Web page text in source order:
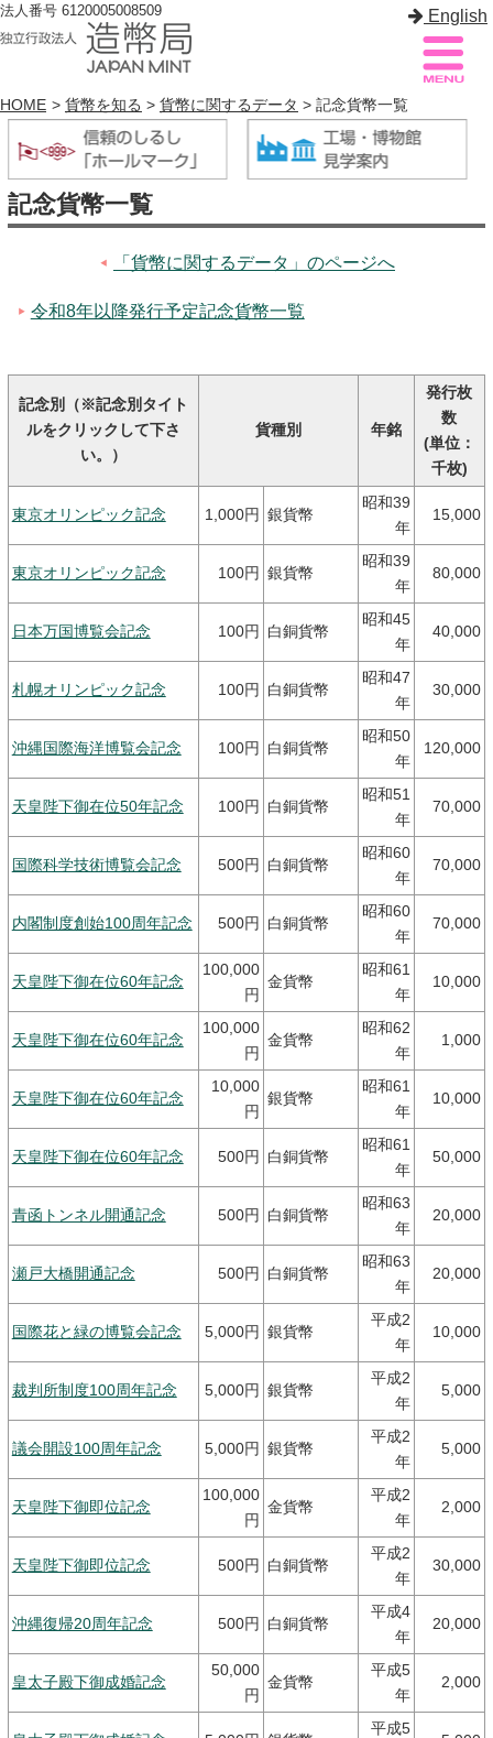
法人番号 6120005008509 English
造幣局案内 サイトマップ
トップページ
造幣局について
造幣事業を知る
造幣局を楽しむ
造幣局製品を買う
キッズページ
公式SNS
HOME > 貨幣を知る > 貨幣に関するデータ > 記念貨幣一覧
記念貨幣一覧
「貨幣に関するデータ」のページへ
令和8年以降発行予定記念貨幣一覧
記念別（※記念別タイト
ルをクリックして下さ
い。）
貨種別 年銘
発行枚
数
(単位：
千枚)
東京オリンピック記念 1,000円 銀貨幣
昭和39
年
15,000
東京オリンピック記念 100円 銀貨幣
昭和39
年
80,000
日本万国博覧会記念 100円 白銅貨幣
昭和45
年
40,000
札幌オリンピック記念 100円 白銅貨幣
昭和47
年
30,000
沖縄国際海洋博覧会記念 100円 白銅貨幣
昭和50
年
120,000
天皇陛下御在位50年記念 100円 白銅貨幣
昭和51
年
70,000
国際科学技術博覧会記念 500円 白銅貨幣
昭和60
年
70,000
内閣制度創始100周年記念 500円 白銅貨幣
昭和60
年
70,000
天皇陛下御在位60年記念
100,000
円
金貨幣
昭和61
年
10,000
天皇陛下御在位60年記念
100,000
円
金貨幣
昭和62
年
1,000
天皇陛下御在位60年記念
10,000
円
銀貨幣
昭和61
年
10,000
天皇陛下御在位60年記念 500円 白銅貨幣
昭和61
年
50,000
青函トンネル開通記念 500円 白銅貨幣
昭和63
年
20,000
瀬戸大橋開通記念 500円 白銅貨幣
昭和63
年
20,000
国際花と緑の博覧会記念 5,000円 銀貨幣
平成2
年
10,000
裁判所制度100周年記念 5,000円 銀貨幣
平成2
年
5,000
議会開設100周年記念 5,000円 銀貨幣
平成2
年
5,000
天皇陛下御即位記念
100,000
円
金貨幣
平成2
年
2,000
天皇陛下御即位記念 500円 白銅貨幣
平成2
年
30,000
沖縄復帰20周年記念 500円 白銅貨幣
平成4
年
20,000
皇太子殿下御成婚記念
50,000
円
金貨幣
平成5
年
2,000
平成5